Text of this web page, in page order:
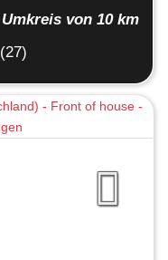
Umkreis von 10 km
(27)